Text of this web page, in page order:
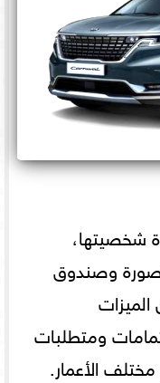
شخصيتها،
وصندوق
ومتطلبات
الأعمار.